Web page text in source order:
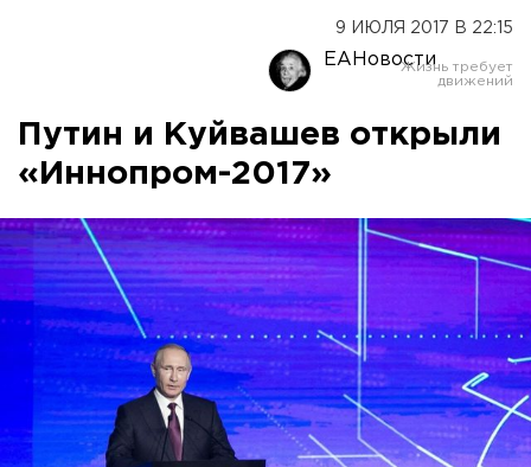
9 ИЮЛЯ 2017 В 22:15
ЕАНовости
Путин и Куйвашев открыли
«Иннопром-2017»